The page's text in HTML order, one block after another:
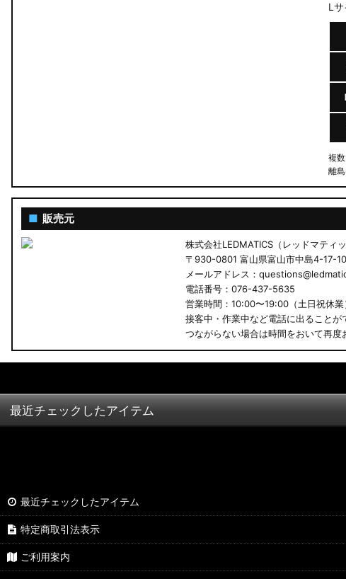
GN0W アウトランダー
GK1W/GK9W エクリプスクロス
CV1W デリカD:5
B34W/B35W/B37W/B38W ekクロススペース
KF CX-5
GU クロストレック
ZC6 BRZ
L
複
離
■ 販売元
株式会社LEDMATICS（レッドマティッ
〒930-0801 富山県富山市中島4-17-10
メールアドレス：
電話番号：076-437-5635
営業時間：10:00〜19:00（土日祝休業
接客中・作業中など電話に出ることが
つながらない場合は時間をおいて再度
最近チェックしたアイテム
最近チェックしたアイテム
特定商取引法表示
ご利用案内